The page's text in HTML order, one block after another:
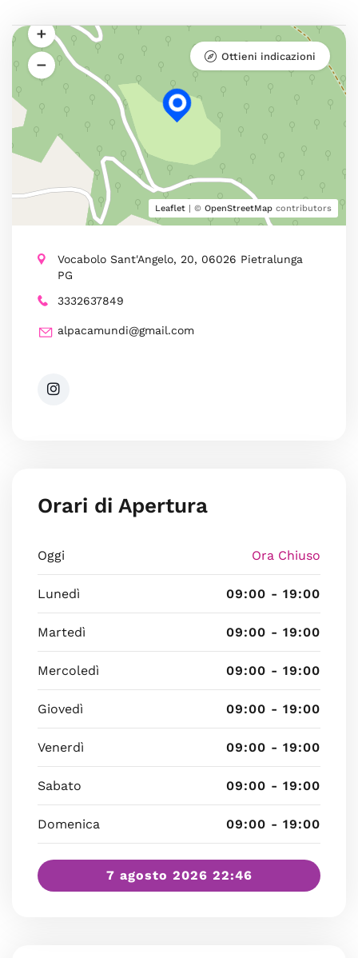
Leaflet | © OpenStreetMap contributors
Ottieni indicazioni
Vocabolo Sant'Angelo, 20, 06026 Pietralunga
PG
3332637849
alpacamundi@gmail.com
Orari di Apertura
Oggi Ora Chiuso
Lunedì 09:00 - 19:00
Martedì 09:00 - 19:00
Mercoledì 09:00 - 19:00
Giovedì 09:00 - 19:00
Venerdì 09:00 - 19:00
Sabato 09:00 - 19:00
Domenica 09:00 - 19:00
7 agosto 2026 22:46